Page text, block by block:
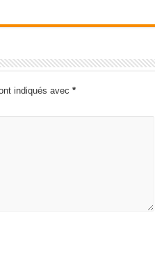
indiqués avec *